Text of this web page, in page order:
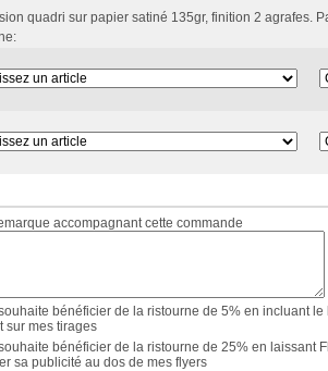
quadri sur papier satiné 135gr, finition 2 agrafes.
accompagnant cette commande
bénéficier de la ristourne de 5% en incluant le
sur mes tirages
bénéficier de la ristourne de 25% en laissant
sa publicité au dos de mes flyers